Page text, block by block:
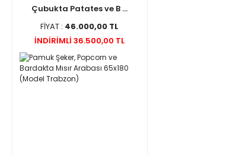
Çubukta Patates ve B ...
FİYAT : 46.000,00 TL
İNDİRİMLİ 36.500,00 TL